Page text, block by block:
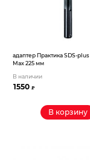
адаптер Практика SDS-plus
Max 225 мм
В наличии
1550₽
В корзину